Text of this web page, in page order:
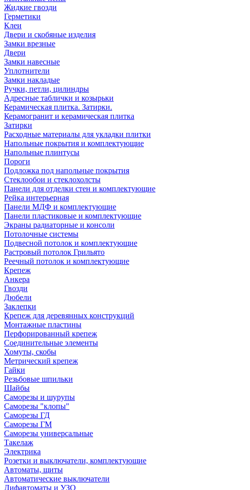
Жидкие гвозди
Герметики
Клеи
Двери и скобяные изделия
Замки врезные
Двери
Замки навесные
Уплотнители
Замки накладые
Ручки, петли, цилиндры
Адресные таблички и козырьки
Керамическая плитка. Затирки.
Керамогранит и керамическая плитка
Затирки
Расходные материалы для укладки плитки
Напольные покрытия и комплектующие
Напольные плинтусы
Пороги
Подложка под напольные покрытия
Стеклообои и стеклохолсты
Панели для отделки стен и комплектующие
Рейка интерьерная
Панели МДФ и комплектующие
Панели пластиковые и комплектующие
Экраны радиаторные и консоли
Потолочные системы
Подвесной потолок и комплектующие
Растровый потолок Грильято
Реечный потолок и комплектующие
Крепеж
Анкера
Гвозди
Дюбели
Заклепки
Крепеж для деревянных конструкций
Монтажные пластины
Перфорированный крепеж
Соединительные элементы
Хомуты, скобы
Метрический крепеж
Гайки
Резьбовые шпильки
Шайбы
Саморезы и шурупы
Саморезы "клопы"
Саморезы ГД
Саморезы ГМ
Саморезы универсальные
Такелаж
Электрика
Розетки и выключатели, комплектующие
Автоматы, щиты
Автоматические выключатели
Дифавтоматы и УЗО